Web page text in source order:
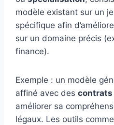
modèle existant sur un
spécifique afin
sur un domaine précis
finance).
Exemple : un modèle
affiné avec des
améliorer sa
légaux. Les outils comme